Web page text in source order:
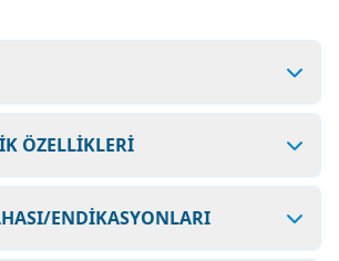
ÖZELLİKLERİ
ENDİKASYONLARI